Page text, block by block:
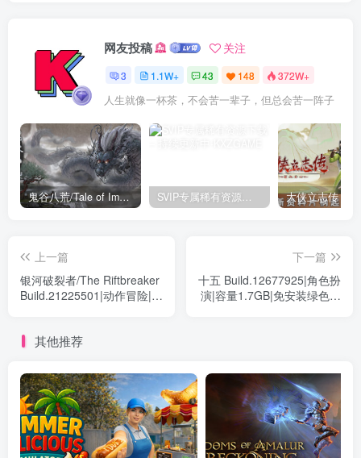
网友投稿 关注
3 1.1W+ 43 148 372W+
人生就像一杯茶，不会苦一辈子，但总会苦一阵子
鬼谷八荒/Tale of Immortal v1.2.105.259|角色扮演|容量27.4GB|免安装绿色中文版 SVIP专属稀有资源下载 – 持续更新中
上一篇
银河破裂者/The Riftbreaker
Build.21225501|动作冒险|容
下一篇
十五 Build.12677925|角色扮
演|容量1.7GB|免安装绿色中
其他推荐